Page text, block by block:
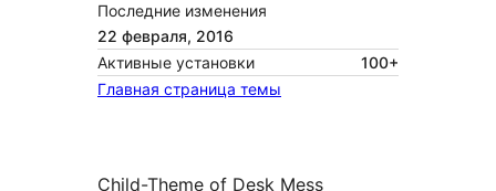
Последние изменения
22 февраля, 2016
Активные установки
100+
Главная страница темы
Child-Theme of Desk Mess